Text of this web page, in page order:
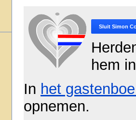
Sluit Simon
hem
In het
opnemen.